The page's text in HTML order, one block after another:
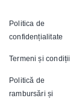
Politica de
confidențialitate
Termeni și condiții
Politică de
rambursări și